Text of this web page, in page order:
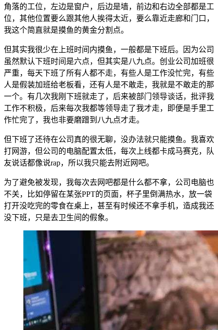
角落的工位，左边是窗户，后边是墙，前边和右边全部都是工
位，其他位置要么跟其他人挨得太近，要么靠近走廊和门口，
我这个简直就是摸鱼的黄金分割点。
但其实我很少在上班时间内摸鱼，一般都是下班后。因为公司
虽然默认下班时间是六点，但其实是八九点。创业公司加班很
严重，每天下班了所有人都不走，有些人是工作没忙完，有些
人是假装加班给老板看，还有人是不敢走，我就是不敢走的那
一个。有几次我刚下班就走了，后来被部门领导谈话，批评我
工作不积极，后来每次我都等领导走了我才走，即便是手里工
作忙完了，我也非要磨蹭到八九点才走。
但下班了还待在公司真的很无聊，没办法就只能摸鱼。我喜欢
打网游，但公司的电脑配置太低，每次上线都卡成马赛克，队
友说话都像说rap，所以我只能去附近网吧。
为了避免被发现，我每次去网吧都是什么都不拿，公司电脑也
不关，比如停留在某张PPT的页面，杯子里倒满热水，放一袋
打开没吃完的零食在桌上，甚至有时候还不拿手机，造成我还
没下班，只是去卫生间的假象。